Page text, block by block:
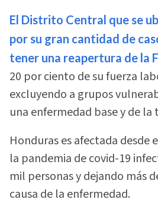
El Distrito Central que se
por su gran cantidad de
tener una reapertura de la
20 por ciento de su fuerza
excluyendo a grupos
una enfermedad base y de la
Honduras es afectada desde
la pandemia de covid-19
mil personas y dejando más
causa de la enfermedad.